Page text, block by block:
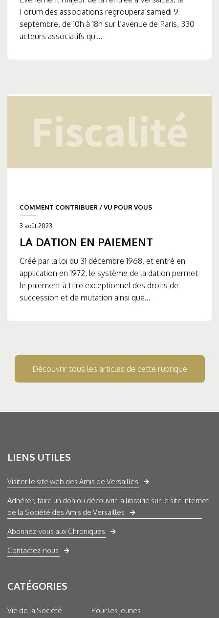
Forum des associations regroupera samedi 9
septembre, de 10h à 18h sur l’avenue de Paris, 330
acteurs associatifs qui...
COMMENT CONTRIBUER /VU POUR VOUS
3 août 2023
LA DATION EN PAIEMENT
Créé par la loi du 31 décembre 1968, et entré en
application en 1972, le système de la dation permet
le paiement à titre exceptionnel des droits de
succession et de mutation ainsi que...
Découvrir tous les articles de cette rubrique
LIENS UTILES
Visiter le site web des Amis de Versailles
Adhérer, faire un don ou découvrir la librairie sur le site internet
de la Société des Amis de Versailles
Abonnez-vous aux Chroniques
Contactez-nous
CATÉGORIES
Vie de la Société
Pour les jeunes